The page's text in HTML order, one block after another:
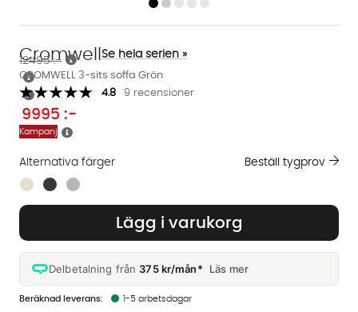
CROMWELL 3-sits soffa Grön
Cromwell Se hela serien »
4.8 9 recensioner
9995 :-
12495 :-
Kampanj
Lägg i varukorg
Delbetalning från 375 kr/mån* Läs mer
1-5 arbetsdagar
Alternativa färger
Finns även i dessa färger:
Beställ tygprov